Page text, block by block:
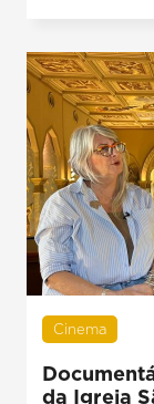
Cinema
da Igreja